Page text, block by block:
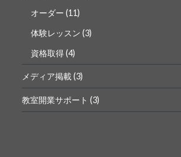
オーダー (11)
体験レッスン (3)
資格取得(4)
メディア掲載 (3)
教室開業サポート (3)